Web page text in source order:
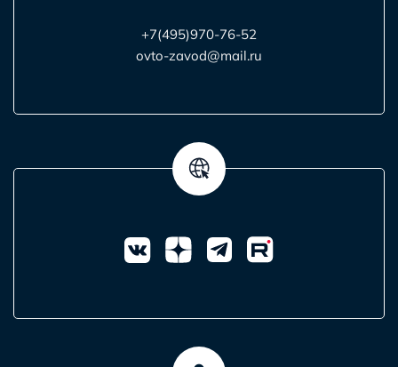
+7(495)970-76-52
ovto-zavod@mail.ru